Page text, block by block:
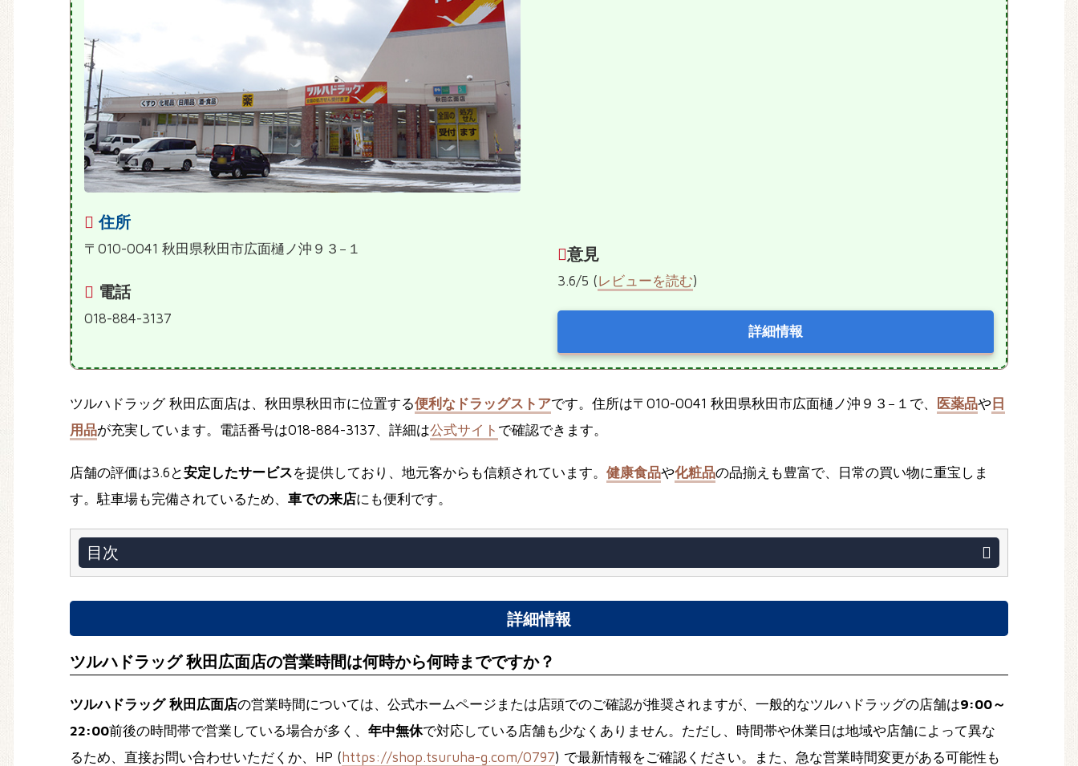
住所
〒010-0041 秋田県秋田市広面樋ノ沖９３−１
電話
018-884-3137
意見
3.6/5 (レビューを読む)
詳細情報
ツルハドラッグ 秋田広面店は、秋田県秋田市に位置する便利なドラッグストアです。住所は〒010-0041 秋田県秋田市広面樋ノ沖９３−１で、 医薬品や日
用品が充実しています。電話番号は018-884-3137、詳細は公式サイト で確認できます。
店舗の評価は3.6と安定したサービスを提供しており、地元客からも信頼されています。 健康食品や化粧品の品揃えも豊富で、日常の買い物に重宝しま
す。駐車場も完備されているため、 車での来店にも便利です。
目次
詳細情報
ツルハドラッグ 秋田広面店の営業時間は何時から何時までですか？
ツルハドラッグ 秋田広面店の営業時間については、公式ホームページまたは店頭でのご確認が推奨されますが、一般的なツルハドラッグの店舗は9:00～
22:00前後の時間帯で営業している場合が多く、 年中無休で対応している店舗も少なくありません。ただし、時間帯や休業日は地域や店舗によって異な
るため、直接お問い合わせいただくか、HP (https://shop.tsuruha-g.com/0797) で最新情報をご確認ください。また、急な営業時間変更がある可能性も